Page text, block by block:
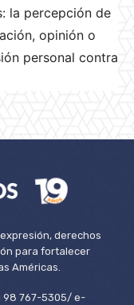
la percepción de
opinión o
personal contra
derechos
para fortalecer
Américas.
98 767-5305/ e-